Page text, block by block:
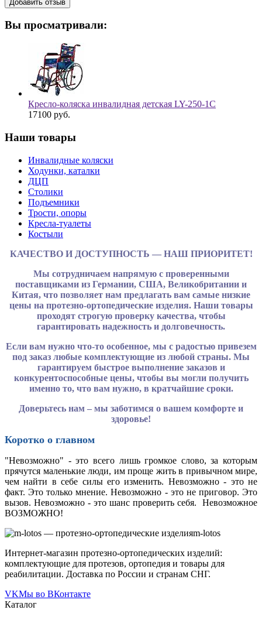
Вы просматривали:
Кресло-коляска инвалидная детская LY-250-1C
17100 руб.
Наши товары
Инвалидные коляски
Ходунки, каталки
ДЦП
Столики
Подъемники
Трости, опоры
Кресла-туалеты
Костыли
КАЧЕСТВО И ДОСТУПНОСТЬ — НАШ ПРИОРИТЕТ!
Мы сотрудничаем напрямую с проверенными
поставщиками из Германии, США, Великобритании и
Китая, что позволяет нам предлагать вам самые низкие
цены на протезно-ортопедические изделия. Наши товары
проходят строгую проверку качества, чтобы
гарантировать надежность и долговечность.
Если вам нужно что-то особенное, мы с радостью привезем
под заказ любые комплектующие из любой страны. Мы
гарантируем быстрое выполнение заказов и
конкурентоспособные цены, чтобы вы могли получить
именно то, что вам нужно, в кратчайшие сроки.
Доверьтесь нам – мы заботимся о вашем комфорте и
здоровье!
Коротко о главном
"Невозможно" - это всего лишь громкое слово, за которым
прячутся маленькие люди, им проще жить в привычном мире,
чем найти в себе силы его изменить. Невозможно - это не
факт. Это только мнение. Невозможно - это не приговор. Это
вызов. Невозможно - это шанс проверить себя. Невозможное
ВОЗМОЖНО!
m-lotos
Интернет-магазин протезно-ортопедических изделий:
комплектующие для протезов, ортопедия и товары для
реабилитации. Доставка по России и странам СНГ.
VKМы во ВКонтакте
Каталог